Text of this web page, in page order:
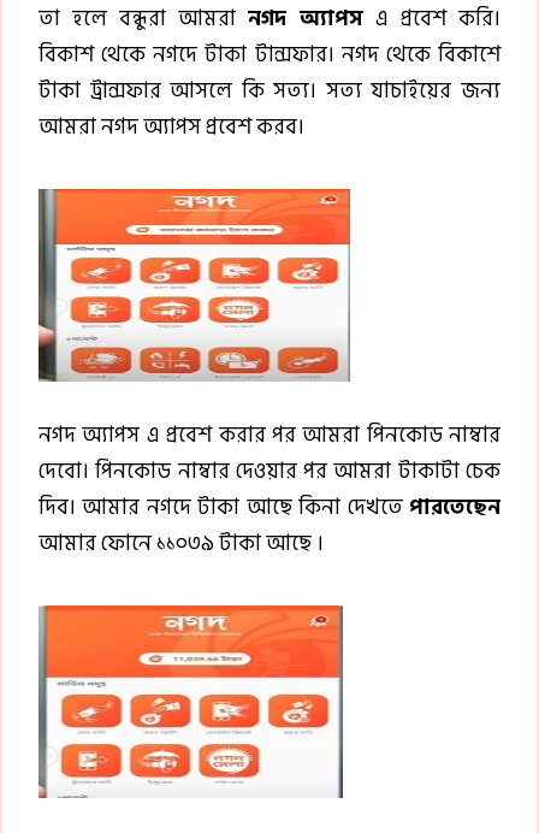
তা হলে বন্ধুরা আমরা নগদ অ্যাপস এ প্রবেশ করি।
বিকাশ থেকে নগদে টাকা টান্সফার। নগদ থেকে বিকাশে
টাকা ট্রান্সফার আসলে কি সত্য। সত্য যাচাইয়ের জন্য
আমরা নগদ অ্যাপস প্রবেশ করব।
নগদ অ্যাপস এ প্রবেশ করার পর আমরা পিনকোড নাম্বার
দেবো। পিনকোড নাম্বার দেওয়ার পর আমরা টাকাটা চেক
দিব। আমার নগদে টাকা আছে কিনা দেখতে পারতেছেন
আমার ফোনে ১১০৩৯ টাকা আছে ।